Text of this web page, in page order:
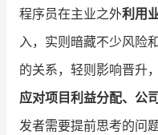
行业洞察
品牌消费观
培训课程
程序员在主业之外利用
入，实则暗藏不少风险
的关系，轻则影响晋升
应对项目利益分配、公
发者需要提前思考的问题